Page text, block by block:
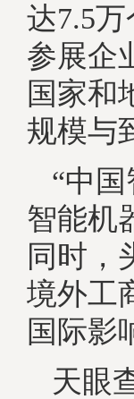
达7.5
参展企
国家和
规模与
“中
智能机
同时，
境外工
国际影
天眼